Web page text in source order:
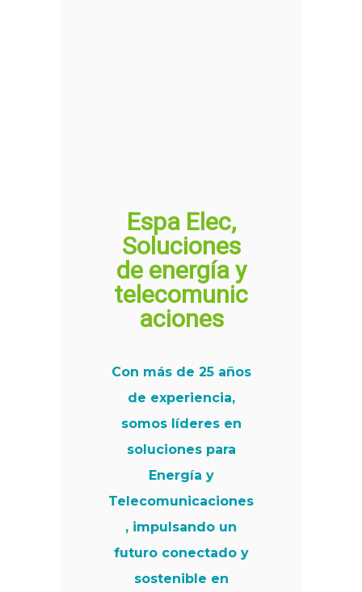
Espa Elec,
Soluciones
de energía y
telecomunic
aciones
Con más de 25 años
de experiencia,
somos líderes en
soluciones para
Energía y
Telecomunicaciones
, impulsando un
futuro conectado y
sostenible en